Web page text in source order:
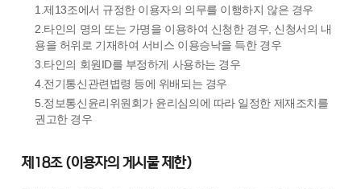
1.제13조에서 규정한 이용자의 의무를 이행하지 않은 경우
2.타인의 명의 또는 가명을 이용하여 신청한 경우, 신청서의 내
용을 허위로 기재하여 서비스 이용승낙을 득한 경우
3.타인의 회원ID를 부정하게 사용하는 경우
4.전기통신관련볍령 등에 위배되는 경우
5.정보통신윤리위원회가 윤리심의에 따라 일정한 제재조치를
권고한 경우
제18조 (이용자의 게시물 제한)